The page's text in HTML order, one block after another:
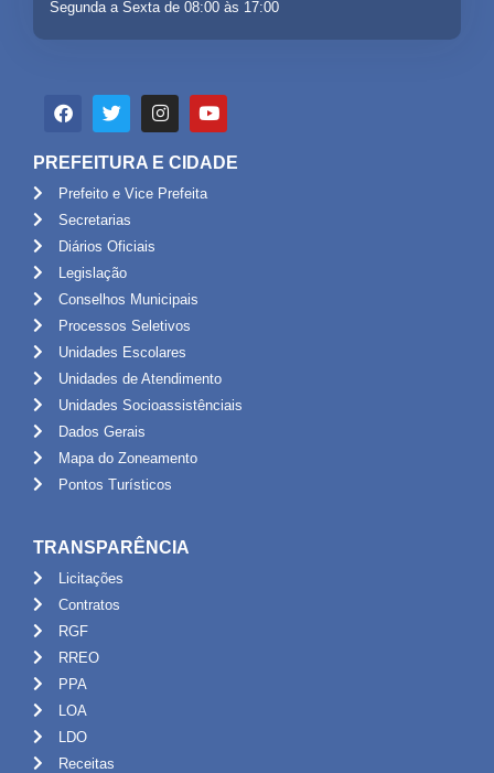
Segunda a Sexta de 08:00 às 17:00
PREFEITURA E CIDADE
Prefeito e Vice Prefeita
Secretarias
Diários Oficiais
Legislação
Conselhos Municipais
Processos Seletivos
Unidades Escolares
Unidades de Atendimento
Unidades Socioassistênciais
Dados Gerais
Mapa do Zoneamento
Pontos Turísticos
TRANSPARÊNCIA
Licitações
Contratos
RGF
RREO
PPA
LOA
LDO
Receitas